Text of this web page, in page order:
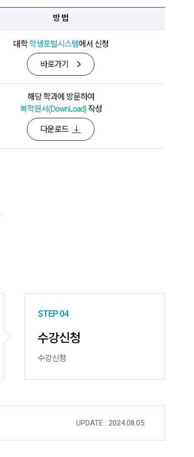
방 법
대학학생포털시스템에서 신청
바로가기
해당 학과에 방문하여
복학원서(DownLoad)작성
다운로드
STEP 04
수강신청
수강신청
UPDATE : 2024.08.05